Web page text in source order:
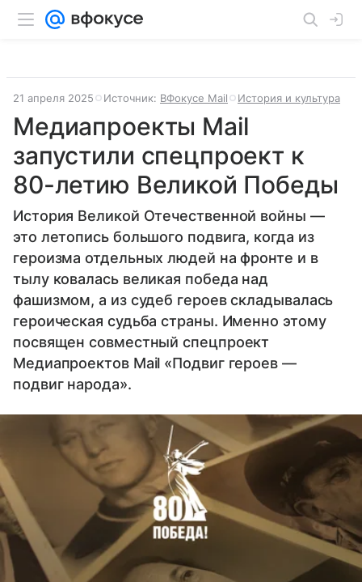
21 апреля 2025 Источник: ВФокусе Mail История и культура
Медиапроекты Mail
запустили спецпроект к
80-летию Великой Победы
История Великой Отечественной войны —
это летопись большого подвига, когда из
героизма отдельных людей на фронте и в
тылу ковалась великая победа над
фашизмом, а из судеб героев складывалась
героическая судьба страны. Именно этому
посвящен совместный спецпроект
Медиапроектов Mail «Подвиг героев —
подвиг народа».